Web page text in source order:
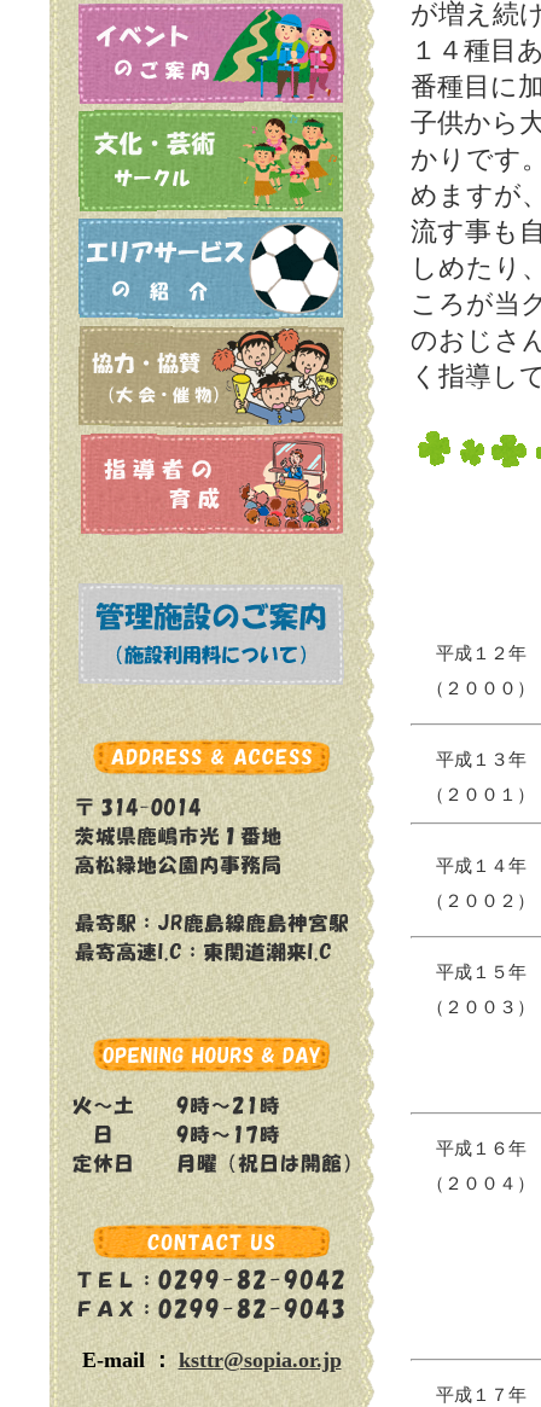
E-mail ：ksttr@sopia.or.jp
が増え続
１４種目
番種目に
子供から
かりです
めますが
流す事も
しめたり
ころが当
のおじさ
く指導し
平成１２年
（２０００）
平成１３年
（２００１）
平成１４年
（２００２）
平成１５年
（２００３）
平成１６年
（２００４）
平成１７年